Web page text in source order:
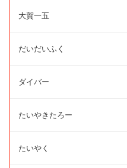
大賀一五
だいだいふく
ダイバー
たいやきたろー
たいやく